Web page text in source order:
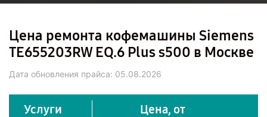
Цена ремонта кофемашины Siemens
TE655203RW EQ.6 Plus s500 в Москве
Дата обновления прайса: 05.08.2026
Услуги Цена, от